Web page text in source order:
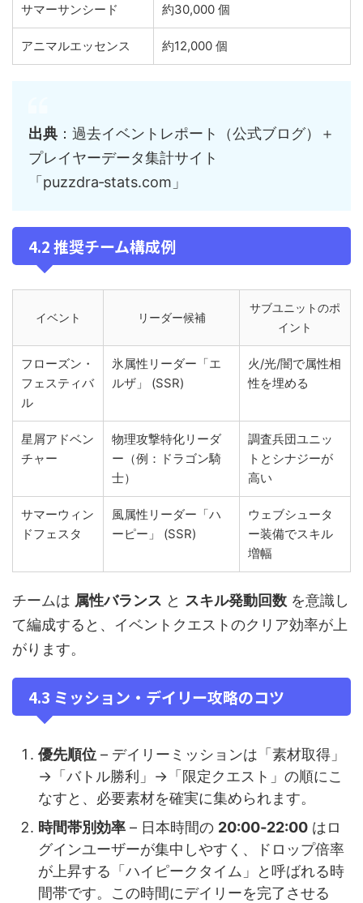
サマーサンシード 約30,000 個
アニマルエッセンス 約12,000 個
出典 ：過去イベントレポート（公式ブログ）＋
プレイヤーデータ集計サイト
「puzzdra‑stats.com」
4.2 推奨チーム構成例
イベント リーダー候補
サブユニットのポ
イント
フローズン・
フェスティバ
ル
氷属性リーダー「エ
ルザ」 (SSR)
火/光/闇で属性相
性を埋める
星屑アドベン
チャー
物理攻撃特化リーダ
ー（例：ドラゴン騎
士）
調査兵団ユニッ
トとシナジーが
高い
サマーウィン
ドフェスタ
風属性リーダー「ハ
ーピー」 (SSR)
ウェブシュータ
ー装備でスキル
増幅
チームは 属性バランス と スキル発動回数 を意識し
て編成すると、イベントクエストのクリア効率が上
がります。
4.3 ミッション・デイリー攻略のコツ
優先順位 – デイリーミッションは「素材取得」
→「バトル勝利」→「限定クエスト」の順にこ
なすと、必要素材を確実に集められます。
時間帯別効率 – 日本時間の 20:00‑22:00 はロ
グインユーザーが集中しやすく、ドロップ倍率
が上昇する「ハイピークタイム」と呼ばれる時
間帯です。この時間にデイリーを完了させる